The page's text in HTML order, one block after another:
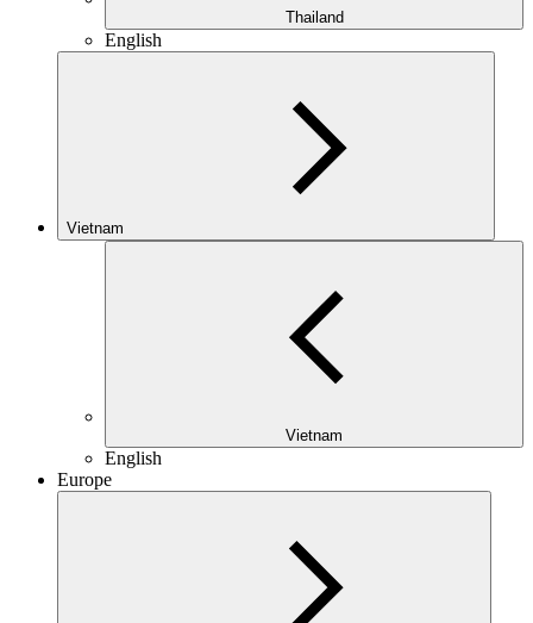
Thailand
English
Vietnam
Vietnam
English
Europe